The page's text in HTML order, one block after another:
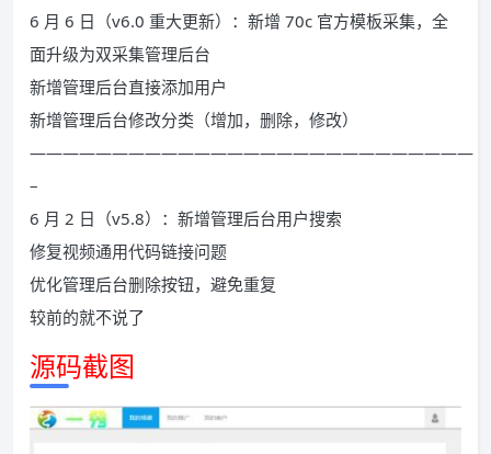
6 月 6 日（v6.0 重大更新）：新增 70c 官方模板采集，全
面升级为双采集管理后台
新增管理后台直接添加用户
新增管理后台修改分类（增加，删除，修改）
———————————————————————————
–
6 月 2 日（v5.8）：新增管理后台用户搜索
修复视频通用代码链接问题
优化管理后台删除按钮，避免重复
较前的就不说了
源码截图